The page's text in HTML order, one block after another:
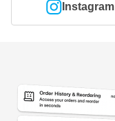
Instagram